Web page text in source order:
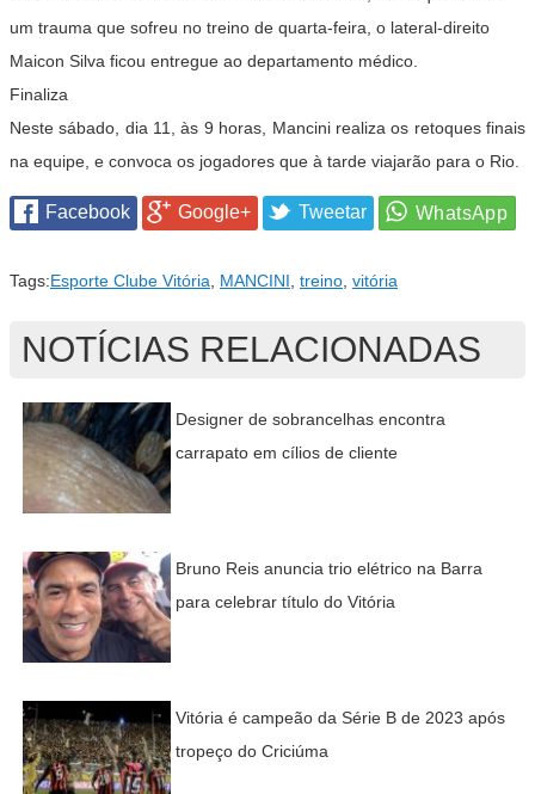
um trauma que sofreu no treino de quarta-feira, o lateral-direito
Maicon Silva ficou entregue ao departamento médico.
Finaliza
Neste sábado, dia 11, às 9 horas, Mancini realiza os retoques finais
na equipe, e convoca os jogadores que à tarde viajarão para o Rio.
Facebook Google+ Tweetar
Tags:Esporte Clube Vitória, MANCINI, treino, vitória
NOTÍCIAS RELACIONADAS
Designer de sobrancelhas encontra
carrapato em cílios de cliente
Bruno Reis anuncia trio elétrico na Barra
para celebrar título do Vitória
Vitória é campeão da Série B de 2023 após
tropeço do Criciúma